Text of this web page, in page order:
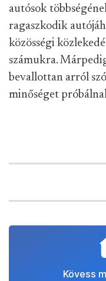
autósok
ragaszkodik
közösségi
számukra.
bevallottan arról
minőséget
Kövess